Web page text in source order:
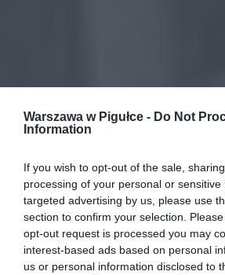
Warszawa w Pigułce - Do Not
Information
If you wish to opt-out of the sale,
processing of your personal or
targeted advertising by us, please use
section to confirm your selection.
opt-out request is processed you may
interest-based ads based on personal
us or personal information disclosed to